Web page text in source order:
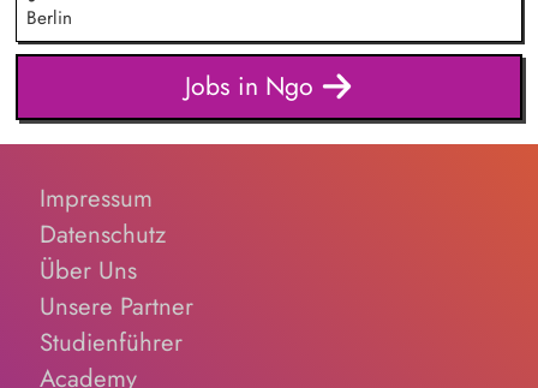
Unfallverhütungsvorschriften.
Berlin
Jobs in Ngo
Impressum
Datenschutz
Über Uns
Unsere Partner
Studienführer
Academy